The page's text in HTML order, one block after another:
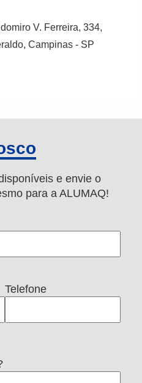
V. Ferreira, 334,
Campinas - SP
e envie o
para a ALUMAQ!
Telefone